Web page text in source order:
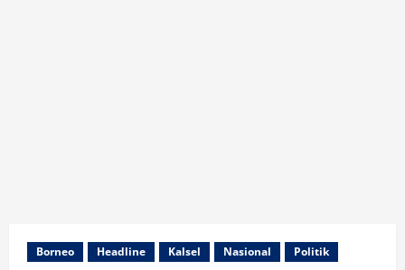
Borneo Headline Kalsel Nasional Politik